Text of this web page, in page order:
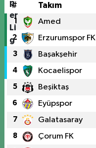
# Takım
1 Amed
2 Erzurumspor FK
3 Başakşehir
4 Kocaelispor
5 Beşiktaş
6 Eyüpspor
7 Galatasaray
8 Çorum FK